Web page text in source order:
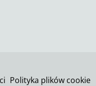
Polityka plików cookie